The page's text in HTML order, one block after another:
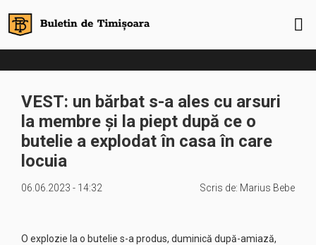
VEST: un bărbat s-a ales cu arsuri
la membre şi la piept după ce o
butelie a explodat în casa în care
locuia
06.06.2023 - 14:32 Scris de: Marius Bebe
O explozie la o butelie s-a produs, duminică după-amiază,